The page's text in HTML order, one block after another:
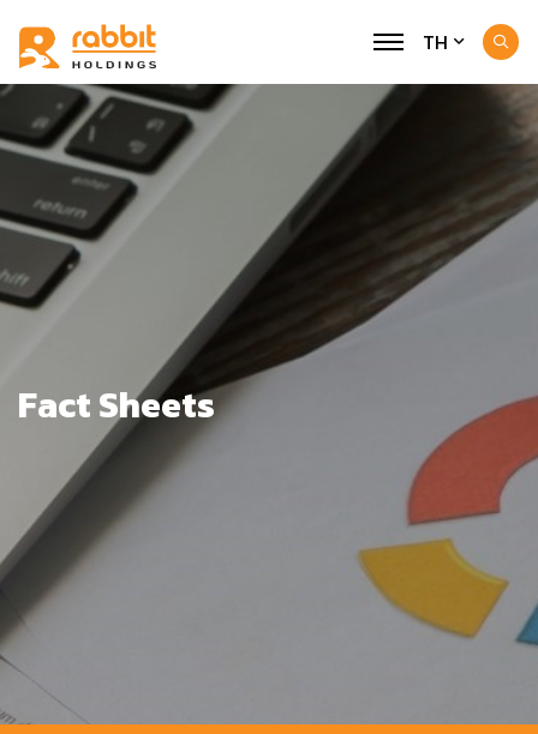
TH
Fact Sheets